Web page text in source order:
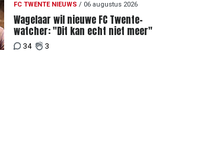
FC TWENTE NIEUWS / 06 augustus 2026
Wagelaar wil nieuwe FC Twente-
watcher: "Dit kan echt niet meer"
34 3